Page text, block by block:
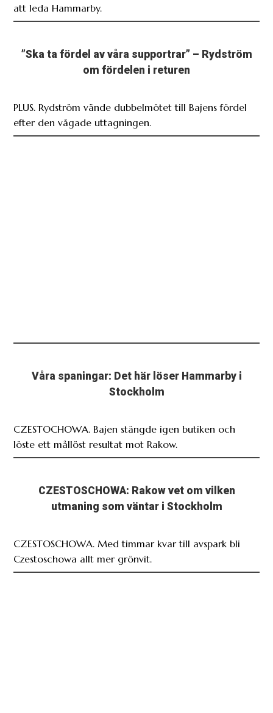
att leda Hammarby.
”Ska ta fördel av våra supportrar” – Rydström
om fördelen i returen
PLUS. Rydström vände dubbelmötet till Bajens fördel
efter den vågade uttagningen.
Våra spaningar: Det här löser Hammarby i
Stockholm
CZESTOCHOWA. Bajen stängde igen butiken och
löste ett mållöst resultat mot Rakow.
CZESTOSCHOWA: Rakow vet om vilken
utmaning som väntar i Stockholm
CZESTOSCHOWA. Med timmar kvar till avspark bli
Czestoschowa allt mer grönvit.